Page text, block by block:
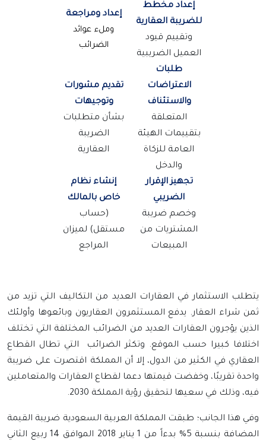
إعداد مخطط
للضريبة العقارية
وتقييم قيود
العميل الضريبية
إعداد ومراجعة
وملء عوائد
الضرائب
طلبات
الاعتراضات
والاستئناف
المتعلقة
بتقييمات الهيئة
العامة للزكاة
والدخل
تقديم مشورات
وتوجيهات
بشأن متطلبات
الضريبة
العقارية
تجهيز الإقرار
الضريبي
وخصم ضريبة
المشتريات من
المبيعات
إنشاء نظام
خاص بالمالك
(حساب
مستقل) لميزان
المراجع
يتطلب الاستثمار في العقارات العديد من التكاليف التي تزيد من
ثمن شراء العقار. يدفع المستثمرون العقاريون وبائعوها وأولئك
الذين يؤجرون العقارات العديد من الضرائب المختلفة التي تختلف
اختلافا كبيرا حسب الموقع. وتكثر الضرائب التي تطال القطاع
العقاري في الكثير من الدول، إلا أن المملكة اقتصرت على ضريبة
واحدة تقريبًا، وخفضت قيمتها دعما لقطاع العقارات والمتعاملين
فيه، وذلك في سعيها لتحقيق رؤية المملكة 2030.
وفي هذا الجانب؛ طبقت المملكة العربية السعودية ضريبة القيمة
المضافة بنسبة 5% بدءاً من 1 يناير 2018 الموافق 14 ربيع الثاني